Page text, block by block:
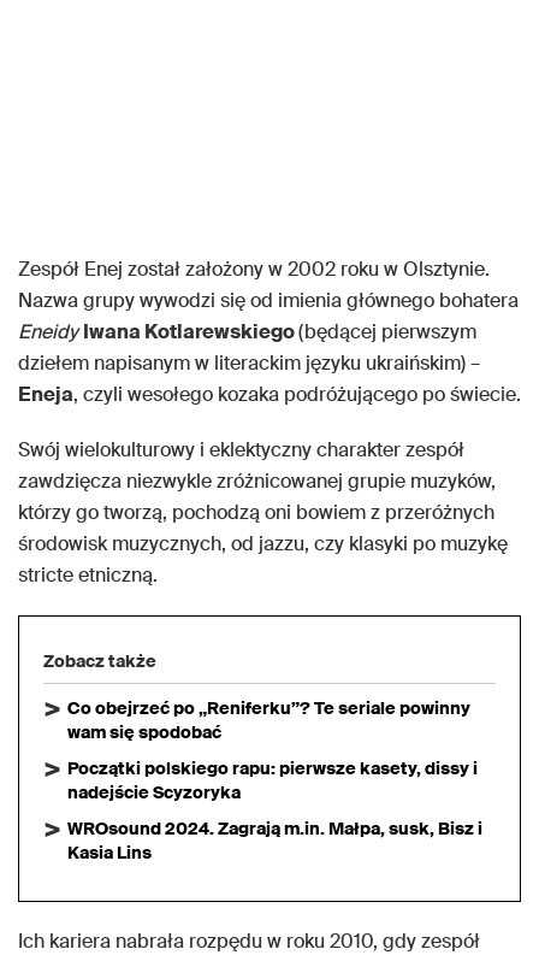
Zespół Enej został założony w 2002 roku w Olsztynie.
Nazwa grupy wywodzi się od imienia głównego bohatera
Eneidy Iwana Kotlarewskiego(będącej pierwszym
dziełem napisanym w literackim języku ukraińskim) –
Eneja, czyli wesołego kozaka podróżującego po świecie.
Swój wielokulturowy i eklektyczny charakter zespół
zawdzięcza niezwykle zróżnicowanej grupie muzyków,
którzy go tworzą, pochodzą oni bowiem z przeróżnych
środowisk muzycznych, od jazzu, czy klasyki po muzykę
stricte etniczną.
Zobacz także
Co obejrzeć po „Reniferku”? Te seriale powinny
wam się spodobać
Początki polskiego rapu: pierwsze kasety, dissy i
nadejście Scyzoryka
WROsound 2024. Zagrają m.in. Małpa, susk, Bisz i
Kasia Lins
Ich kariera nabrała rozpędu w roku 2010, gdy zespół